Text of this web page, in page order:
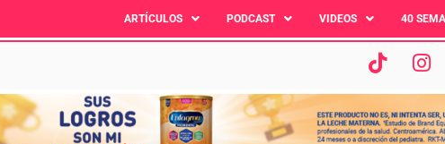
ARTÍCULOS PODCAST VIDEOS 40